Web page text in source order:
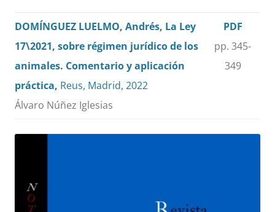
DOMÍNGUEZ LUELMO, Andrés, La Ley
17\2021, sobre régimen jurídico de los
animales. Comentario y aplicación
práctica, Reus, Madrid, 2022
Álvaro Núñez Iglesias
PDF
pp. 345-
349